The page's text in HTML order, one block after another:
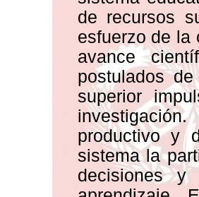
de recursos
esfuerzo de la
avance
postulados
superior
productivo y
sistema la
decisiones